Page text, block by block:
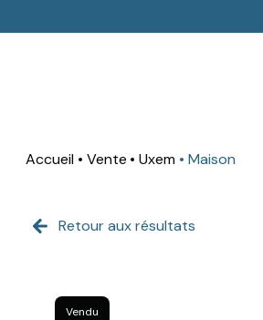
Accueil Vente Uxem Maison
Retour aux résultats
Vendu